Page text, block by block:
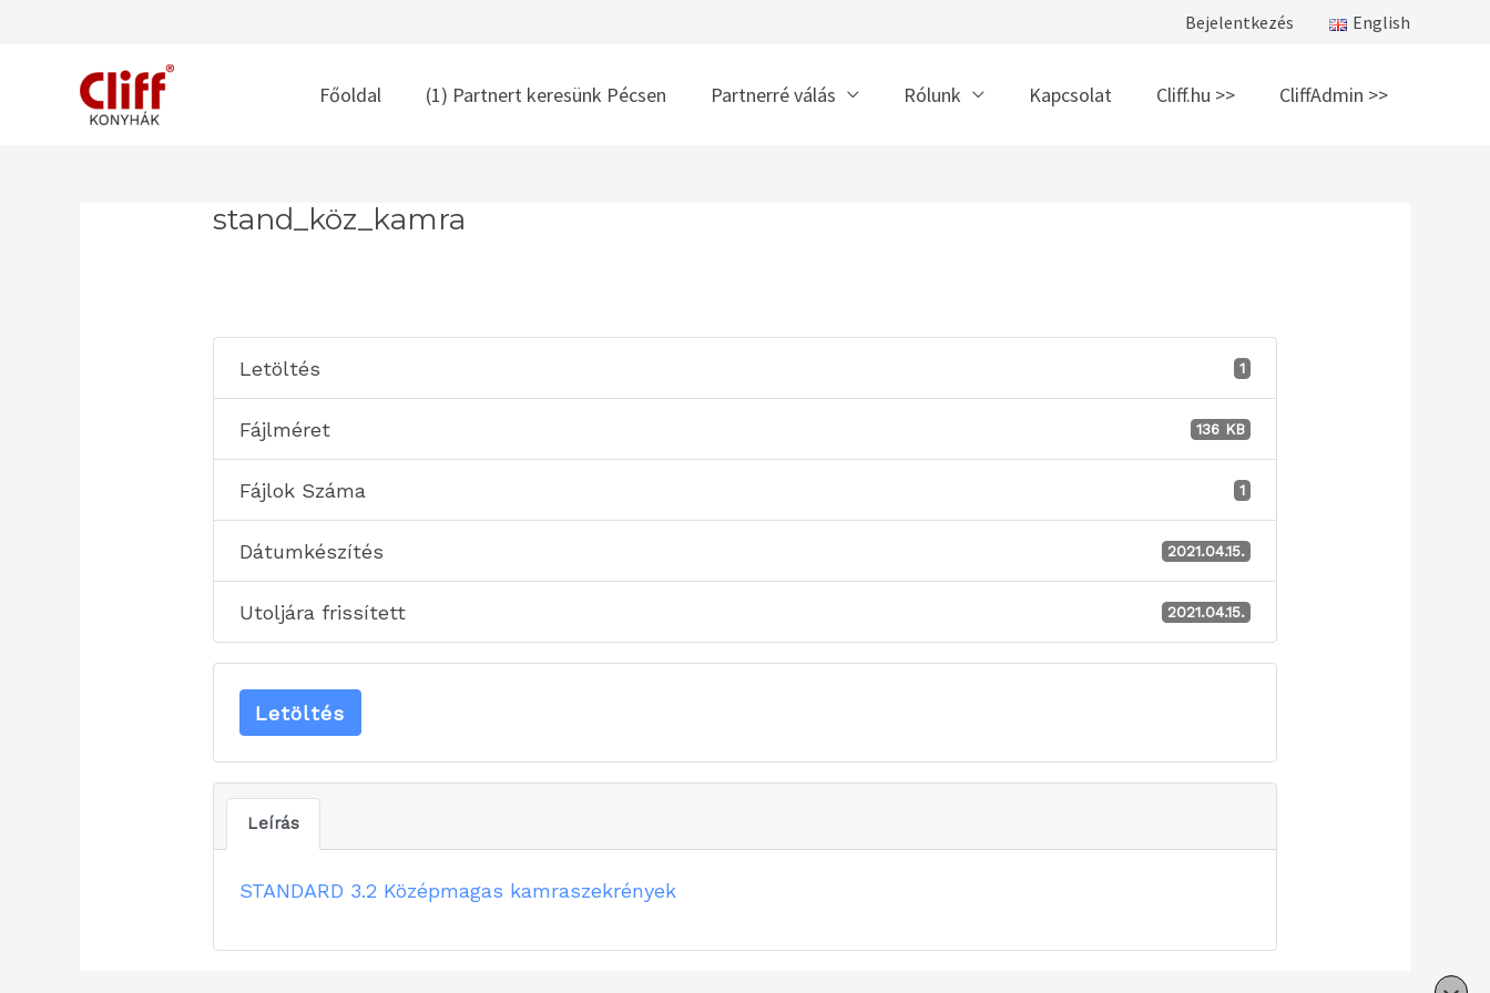
Bejelentkezés English
Főoldal (1) Partnert keresünk Pécsen Partnerré válás Rólunk Kapcsolat Cliff.hu >> CliffAdmin >>
stand_köz_kamra
Letöltés 1
Fájlméret 136 KB
Fájlok Száma 1
Dátumkészítés 2021.04.15.
Utoljára frissített 2021.04.15.
Letöltés
Leírás
STANDARD 3.2 Középmagas kamraszekrények